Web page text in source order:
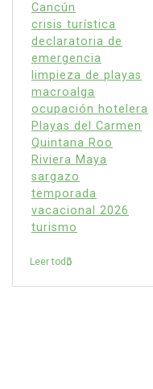
Cancún
crisis turística
declaratoria de
emergencia
limpieza de playas
macroalga
ocupación hotelera
Playas del Carmen
Quintana Roo
Riviera Maya
sargazo
temporada
vacacional 2026
turismo
Leer todo